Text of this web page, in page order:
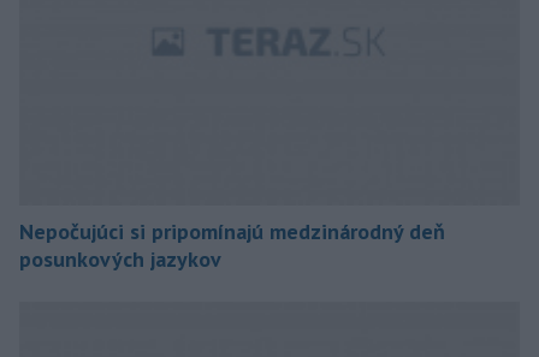
Nepočujúci si pripomínajú medzinárodný deň
posunkových jazykov